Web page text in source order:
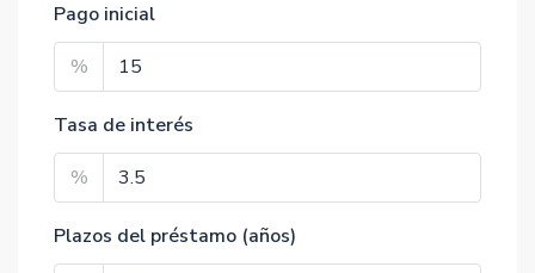
Pago inicial
%
Tasa de interés
%
Plazos del préstamo (años)